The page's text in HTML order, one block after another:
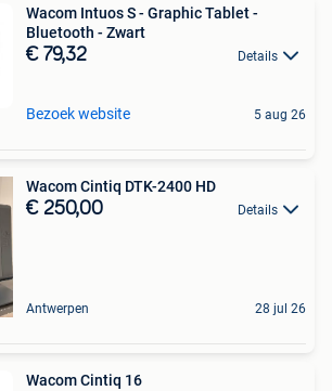
Wacom Intuos S - Graphic Tablet -
Bluetooth - Zwart
€ 79,32 Details
Bezoek website 5 aug 26
Wacom Cintiq DTK-2400 HD
€ 250,00 Details
Antwerpen 28 jul 26
Wacom Cintiq 16